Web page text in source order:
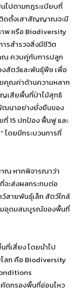
ปตามกฎระเบียบที่
ติดตั้งเสาสัญญาณจะมี
าพ หรือ Biodiversity
ารสำรวจสิ่งมีชีวิต
ณ ควบคู่กับการปลูก
สัตว์และพันธุ์พืช เพื่อ
คุณค่าด้านความหลาก
ญเสียพื้นที่ป่าไม้สุทธิ
ฒนาอย่างยั่งยืนของ
ที่ 15 ปกป้อง ฟื้นฟู และ
โดยมีกระบวนการที่
ณ หากพิจารณาว่า
ะส่งผลกระทบต่อ
สายพันธุ์เล็ก สัตว์ใกล้
อุดมสมบูรณ์ของพื้นที่
เสี่ยง โดยนำไป
โลก คือ Biodiversity
คัดกรองพื้นที่อ่อนไหว